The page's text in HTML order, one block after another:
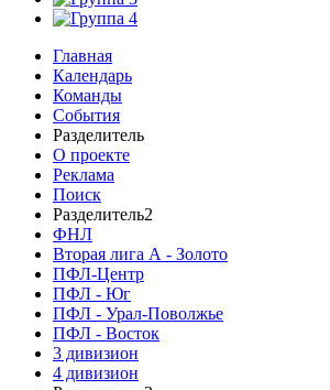
Главная
Календарь
Команды
События
Разделитель
О проекте
Реклама
Поиск
Разделитель2
ФНЛ
Вторая лига А - Золото
ПФЛ-Центр
ПФЛ - Юг
ПФЛ - Урал-Поволжье
ПФЛ - Восток
3 дивизион
4 дивизион